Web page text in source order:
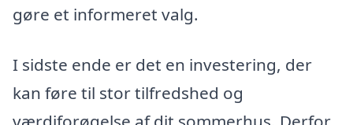
gøre et informeret valg.
I sidste ende er det en investering, der
kan føre til stor tilfredshed og